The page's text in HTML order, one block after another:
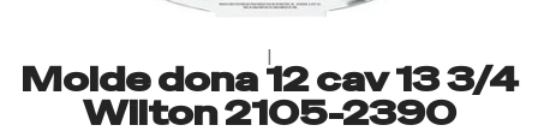
|
Molde dona 12 cav 13 3/4
Wilton 2105-2390